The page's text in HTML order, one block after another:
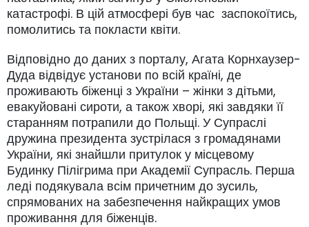
катастрофі. В цій атмосфері був час заспокоїтись,
помолитись та покласти квіти.
Відповідно до даних з порталу, Агата Корнхаузер-
Дуда відвідує установи по всій країні, де
проживають біженці з України – жінки з дітьми,
евакуйовані сироти, а також хворі, які завдяки її
старанням потрапили до Польщі. У Супраслі
дружина президента зустрілася з громадянами
України, які знайшли притулок у місцевому
Будинку Пілігрима при Академії Супрасль. Перша
леді подякувала всім причетним до зусиль,
спрямованих на забезпечення найкращих умов
проживання для біженців.